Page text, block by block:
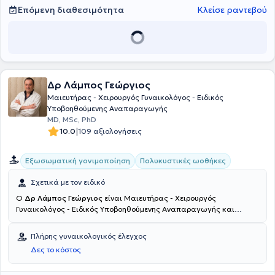
Επόμενη διαθεσιμότητα Κλείσε ραντεβού
Δρ Λάμπος Γεώργιος
Μαιευτήρας - Χειρουργός Γυναικολόγος - Ειδικός
Υποβοηθούμενης Αναπαραγωγής
MD, MSc, PhD
10.0|109 αξιολογήσεις
Εξωσωματική γονιμοποίηση Πολυκυστικές ωοθήκες
Σχετικά με τον ειδικό
Ο Δρ Λάμπος Γεώργιος είναι Μαιευτήρας - Χειρουργός
Γυναικολόγος - Ειδικός Υποβοηθούμενης Αναπαραγωγής και
Σμύρνη Αττικής. Είναι Διδάκτωρ της Ιατρικής Σχολής του
Πανεπιστημίου Αθηνών με αντικείμενο ενδιαφέροντος τη
Γυναικολογική Ενδοκρινολογία και συνεργάζεται με τη Μονάδα
Εξωσωματικής Γονιμοποίησης "Γένεσις". Έχει εξειδικευτεί στην
Πλήρης γυναικολογικός έλεγχος
Δες το κόστος